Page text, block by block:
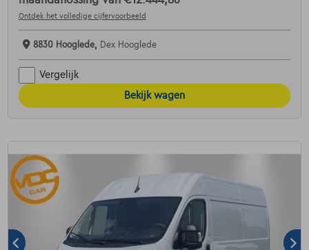
Ontdek het volledige cijfervoorbeeld
8830 Hooglede, Dex Hooglede
Vergelijk
Bekijk wagen